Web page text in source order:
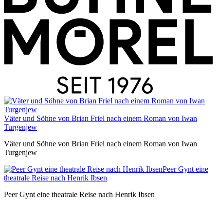
Väter und Söhne von Brian Friel nach einem Roman von Iwan
Turgenjew
Väter und Söhne von Brian Friel nach einem Roman von Iwan
Turgenjew
Peer Gynt eine
theatrale Reise nach Henrik Ibsen
Peer Gynt eine theatrale Reise nach Henrik Ibsen